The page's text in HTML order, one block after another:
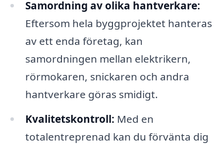
Samordning av olika hantverkare:
Eftersom hela byggprojektet hanteras
av ett enda företag, kan
samordningen mellan elektrikern,
rörmokaren, snickaren och andra
hantverkare göras smidigt.
Kvalitetskontroll: Med en
totalentreprenad kan du förvänta dig